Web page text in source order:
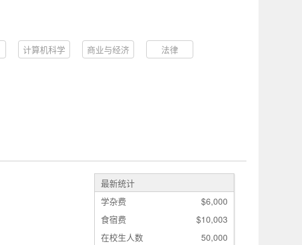
计算机科学 商业与经济 法律
最新统计
学杂费
$6,000
食宿费
$10,003
在校生人数
50,000